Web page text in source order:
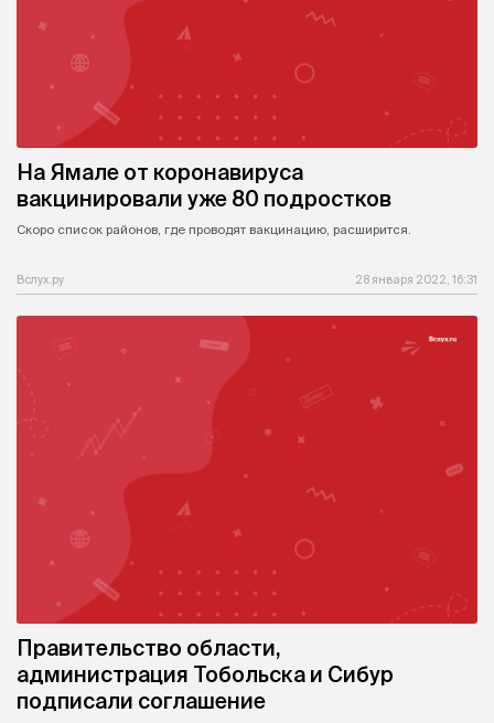
На Ямале от коронавируса
вакцинировали уже 80 подростков
Скоро список районов, где проводят вакцинацию, расширится.
Вслух.ру 28 января 2022, 16:31
Правительство области,
администрация Тобольска и Сибур
подписали соглашение